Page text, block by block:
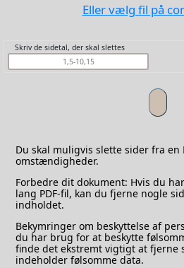
Eller vælg fil på
Skriv de sidetal, der skal slettes
Du skal muligvis slette sider fra en
omstændigheder.
Forbedre dit dokument: Hvis du
lang PDF-fil, kan du fjerne nogle
indholdet.
Bekymringer om beskyttelse af
du har brug for at beskytte
finde det ekstremt vigtigt at fjerne
indeholder følsomme data.